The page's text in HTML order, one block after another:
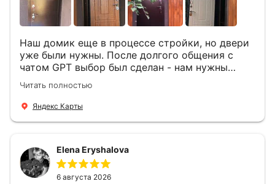
Наш домик еще в процессе стройки, но двери
уже были нужны. После долгого общения с
чатом GPT выбор был сделан - нам нужны
двери Аргус Термо Композит, которые нашлись
в компании ДвериОпт . Менеджер Филипп
ответил на все вопросы, посчитал стоимость и
установили две двери, ответили на все
вопросы . Выполненной работой мы довольны.
Огромная всем благодарность!
Читать полностью
Яндекс Карты
Elena Eryshalova
6 августа 2026